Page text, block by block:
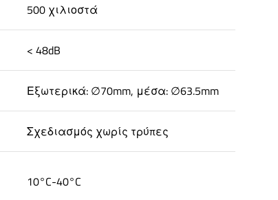
500 χιλιοστά
< 48dB
Εξωτερικά: ∅70mm, μέσα: ∅63.5mm
Σχεδιασμός χωρίς τρύπες
10°C-40°C